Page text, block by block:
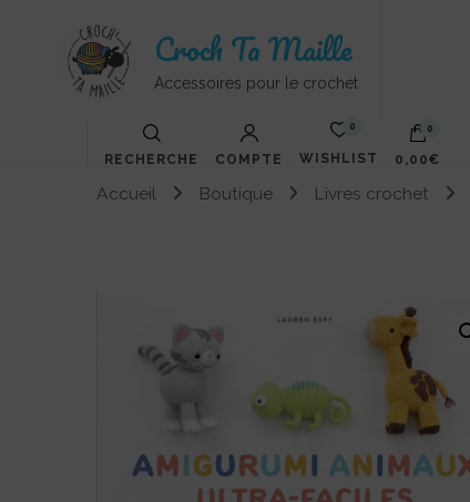
Croch Ta Maille
Accessoires pour le crochet
RECHERCHE COMPTE
0
WISHLIST
0
0,00€
Accueil Boutique Livres crochet